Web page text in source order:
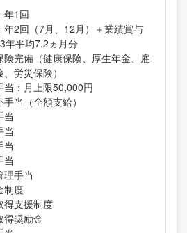
年1回
年2回（7月、12月）＋業績賞与
年平均7.2ヵ月分
険完備（健康保険、厚生年金、雇
、労災保険）
当：月上限50,000円
当（全額支給）
当
当
当
当
理手当
制度
得支援制度
得奨励金